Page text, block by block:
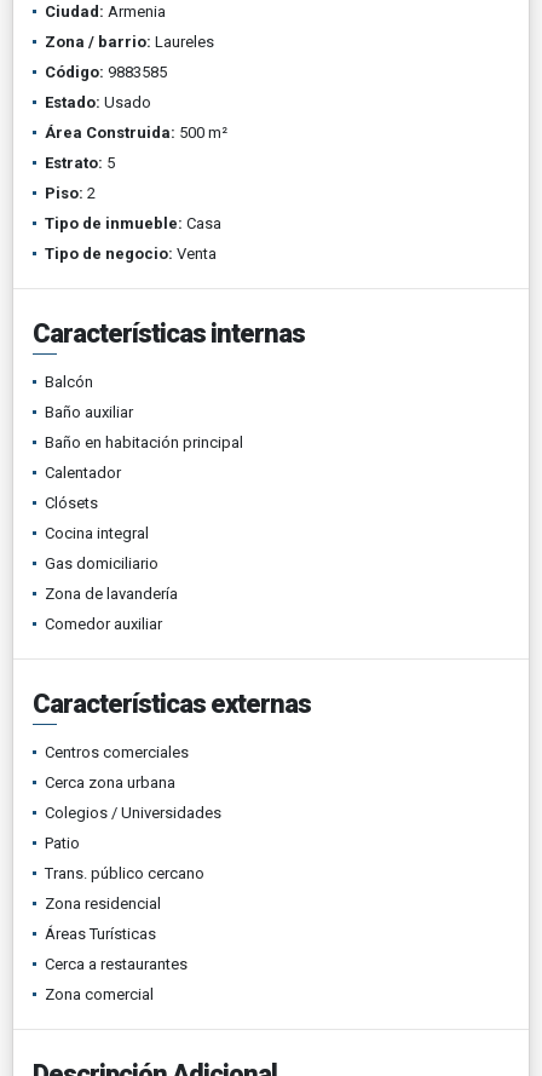
Ciudad: Armenia
Zona / barrio: Laureles
Código: 9883585
Estado: Usado
Área Construida: 500 m²
Estrato: 5
Piso: 2
Tipo de inmueble: Casa
Tipo de negocio: Venta
Características internas
Balcón
Baño auxiliar
Baño en habitación principal
Calentador
Clósets
Cocina integral
Gas domiciliario
Zona de lavandería
Comedor auxiliar
Características externas
Centros comerciales
Cerca zona urbana
Colegios / Universidades
Patio
Trans. público cercano
Zona residencial
Áreas Turísticas
Cerca a restaurantes
Zona comercial